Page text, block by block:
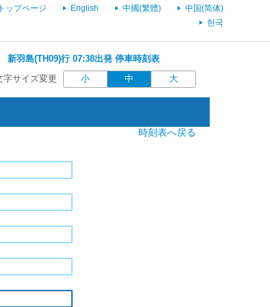
ップページ English 中國(繁體)
中国(简体)
한국
新羽島(TH09)行 07:38出発 停車時刻表
字サイズ変更 小 中 大
時刻表へ戻る